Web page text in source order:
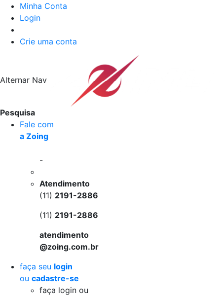
Minha Conta
Login
Crie uma conta
Alternar Nav
Pesquisa
Fale com
a Zoing
-
Atendimento
(11) 2191-2886
(11) 2191-2886
atendimento
@zoing.com.br
faça seu login
ou cadastre-se
faça login ou